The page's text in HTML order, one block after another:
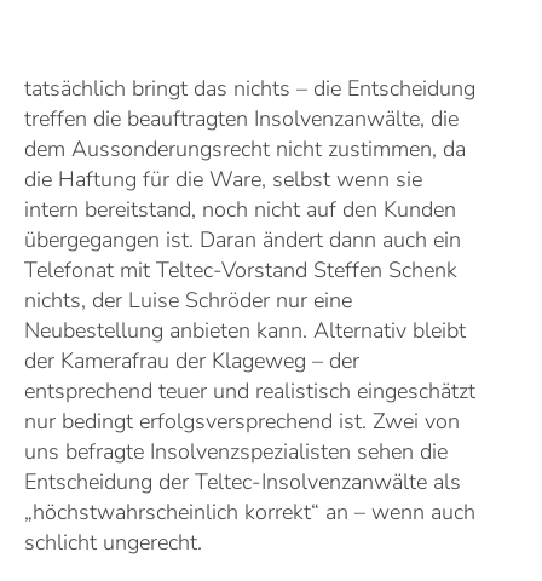
tatsächlich bringt das nichts – die Entscheidung
treffen die beauftragten Insolvenzanwälte, die
dem Aussonderungsrecht nicht zustimmen, da
die Haftung für die Ware, selbst wenn sie
intern bereitstand, noch nicht auf den Kunden
übergegangen ist. Daran ändert dann auch ein
Telefonat mit Teltec-Vorstand Steffen Schenk
nichts, der Luise Schröder nur eine
Neubestellung anbieten kann. Alternativ bleibt
der Kamerafrau der Klageweg – der
entsprechend teuer und realistisch eingeschätzt
nur bedingt erfolgsversprechend ist. Zwei von
uns befragte Insolvenzspezialisten sehen die
Entscheidung der Teltec-Insolvenzanwälte als
„höchstwahrscheinlich korrekt“ an – wenn auch
schlicht ungerecht.